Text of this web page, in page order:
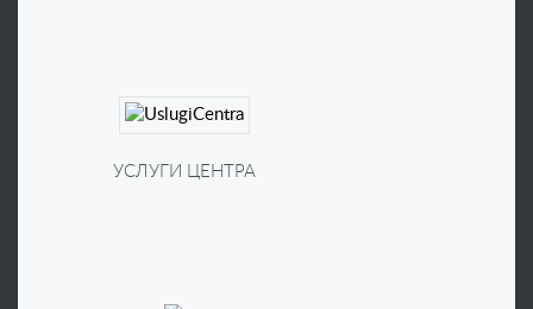
УСЛУГИ ЦЕНТРА
Измерения ЭКБ
Выявление